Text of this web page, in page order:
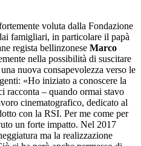
voluta dalla Fondazione
famigliari, in particolare il papà
regista bellinzonese Marco
nella possibilità di suscitare
nuova consapevolezza verso le
«Ho iniziato a conoscere la
racconta – quando ormai stavo
cinematografico, dedicato al
con la RSI. Per me come per
un forte impatto. Nel 2017
ma la realizzazione